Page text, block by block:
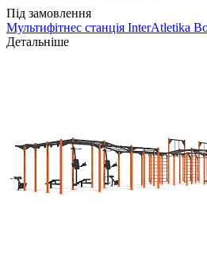
Під замовлення
Мультифітнес станція InterAtletika
Детальніше